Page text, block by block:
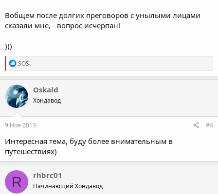
Вобщем после долгих преговоров с унылыми лицами
сказали мне, - вопрос исчерпан!
)))
R
e
a
c
t
i
o
n
s
SOS
Oskald
Хондавод
9 Ноя 2013 #4
Интересная тема, буду более внимательным в
путешествиях)
R rhbrc01
Начинающий Хондавод